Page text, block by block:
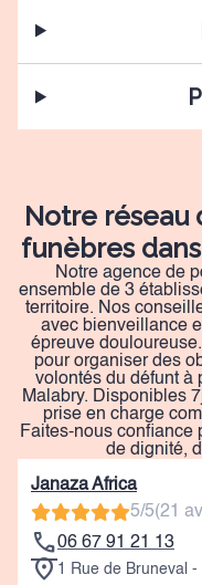
Notre réseau
funèbres
Notre agence de
ensemble de 3
territoire. Nos
avec bienveillance
épreuve
pour organiser des
volontés du défunt à
Malabry. Disponibles
prise en charge
Faites-nous confiance
de dignité,
Janaza Africa
5/5(21
06 67 91 21 13
1 Rue de Bruneval